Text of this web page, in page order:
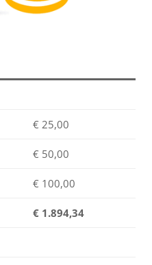
€ 25,00
€ 50,00
€ 100,00
€ 1.894,34